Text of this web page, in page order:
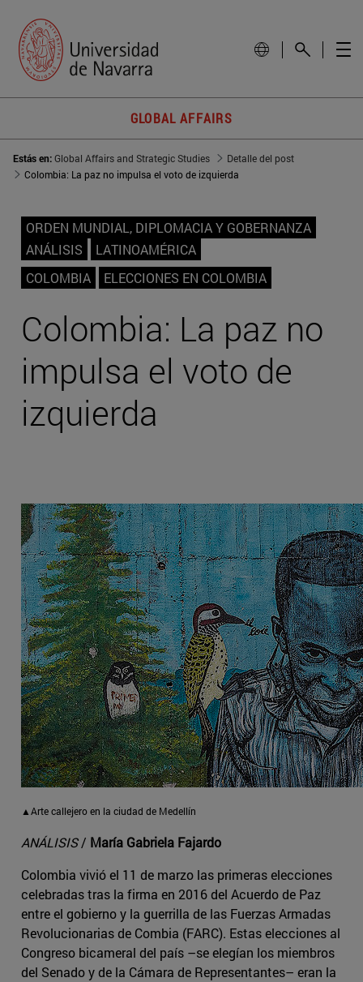
GLOBAL AFFAIRS
Estás en:Global Affairs and Strategic Studies
Detalle del post
Colombia: La paz no impulsa el voto de izquierda
ORDEN MUNDIAL, DIPLOMACIA Y GOBERNANZA
ANÁLISIS
LATINOAMÉRICA
COLOMBIA
ELECCIONES EN COLOMBIA
Colombia: La paz no
impulsa el voto de
izquierda
▲Arte callejero en la ciudad de Medellín
ANÁLISIS/ María Gabriela Fajardo
Colombia vivió el 11 de marzo las primeras elecciones
celebradas tras la firma en 2016 del Acuerdo de Paz
entre el gobierno y la guerrilla de las Fuerzas Armadas
Revolucionarias de Combia (FARC). Estas elecciones al
Congreso bicameral del país –se elegían los miembros
del Senado y de la Cámara de Representantes– eran la